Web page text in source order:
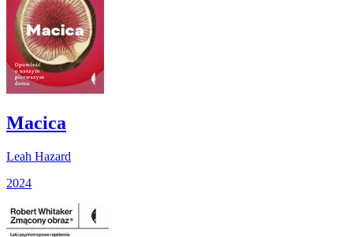
Macica
Leah Hazard
2024